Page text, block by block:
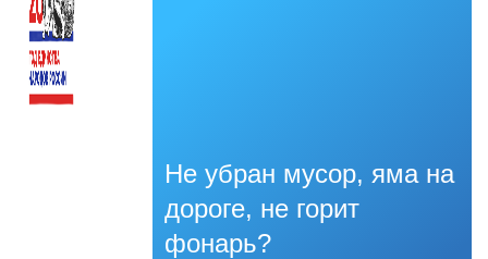
Не убран мусор, яма на
дороге, не горит
фонарь?